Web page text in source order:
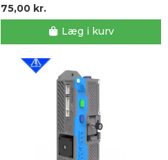
75,00 kr.
Læg i kurv